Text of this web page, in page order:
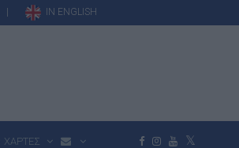
| IN ENGLISH
ΧΑΡΤΕΣ